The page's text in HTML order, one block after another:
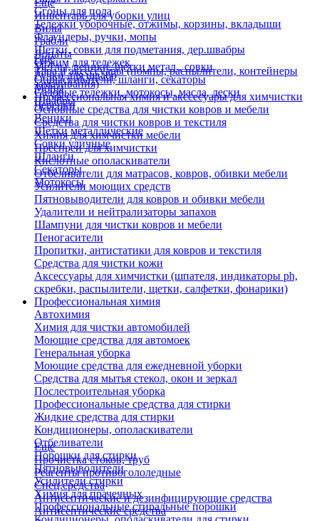
Сгоны для пола
Тележки уборочные, отжимы, корзины, вкладыши
Флаундеры, ручки, мопы
Щетки, совки для подметания, дер.швабры
Отжим для тележек
Ручки для швабр
Мопы
Швабры
Еще
Инвентарь для уборки улиц
Вилы
Грабли
Лопаты
Метлы, веники, щетки метал., совки
Опрыскиватели, шланги, секаторы
Садовые тележки, мотокосы, масла, лески
Черенки
Веники
Щетки металлические
Совки уличные
Шланги
Секаторы
Мотокосы
Еще
Тара и аксессуары (помпы, распылители, контейнеры
замачивания)
Профессиональная химия и акссесуары для химчистки
Основные средства для чистки ковров и мебели
Средства для чистки ковров и текстиля
Химия для химчистки мебели
Преспреи для химчистки
Кислотные ополаскиватели
Отбеливатели для матрасов, ковров, обивки мебели
Усилители моющих средств
Пятновыводители для ковров и обивки мебели
Удалители и нейтрализаторы запахов
Шампуни для чистки ковров и мебели
Пеногасители
Пропитки, антистатики для ковров и текстиля
Средства для чистки кожи
Аксессуары для химчистки (шпателя, индикаторы ph,
скребки, распылители, щетки, салфетки, фонарики)
Профессиональная химия
Автохимия
Химия для чистки автомобилей
Моющие средства для автомоек
Генеральная уборка
Моющие средства для ежедневной уборки
Средства для мытья стекол, окон и зеркал
Послестроительная уборка
Профессиональные средства для стирки
Жидкие средства для стирки
Кондиционеры, ополаскиватели
Отбеливатели
Порошки для стирки
Пятновыводители
Усилители стирки
Химия для прачечных
Профессиональные стиральные порошки
Еще
Прочистка стоков, труб
Реагенты противогололедные
Спец.средства
Антисептические и дезинфицирующие средства
Антисептические средства